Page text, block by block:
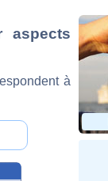
aspects
à